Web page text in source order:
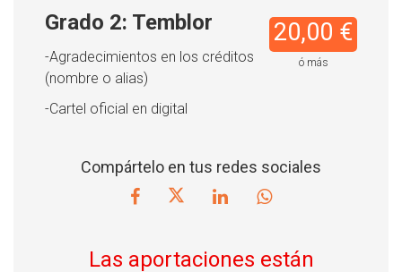
20,00 €
ó más
Grado 2: Temblor
-Agradecimientos en los créditos
(nombre o alias)
-Cartel oficial en digital
Compártelo en tus redes sociales
Las aportaciones están